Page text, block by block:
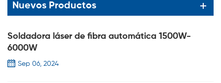
Nuevos Productos
Soldadora láser de fibra automática 1500W-
6000W
Sep 06, 2024